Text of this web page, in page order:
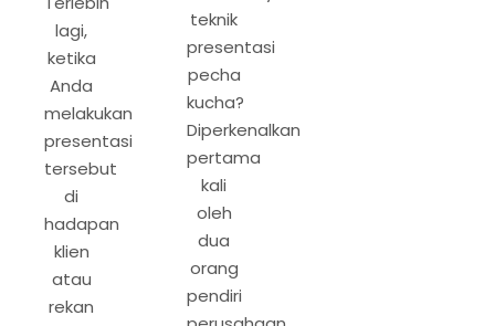
lagi,
ketika
Anda
melakukan
presentasi
tersebut
di
hadapan
klien
atau
rekan
teknik
presentasi
pecha
kucha?
Diperkenalkan
pertama
kali
oleh
dua
orang
pendiri